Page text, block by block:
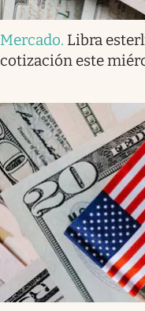
Mercado. Libra
cotización este